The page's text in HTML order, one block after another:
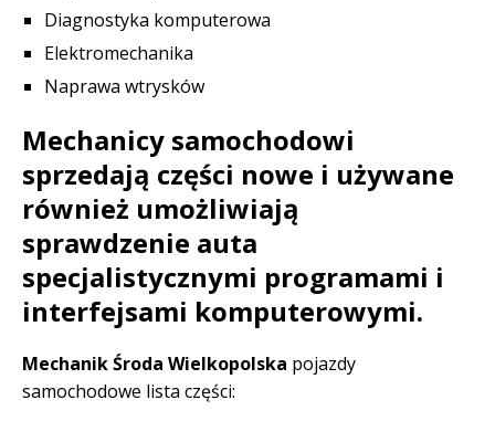
Diagnostyka komputerowa
Elektromechanika
Naprawa wtrysków
Mechanicy samochodowi
sprzedają części nowe i używane
również umożliwiają
sprawdzenie auta
specjalistycznymi programami i
interfejsami komputerowymi.
Mechanik Środa Wielkopolska pojazdy
samochodowe lista części: